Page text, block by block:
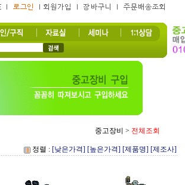
중고장비 > 전체조회
정렬 : [낮은가격] [높은가격] [제품명] [제조사]